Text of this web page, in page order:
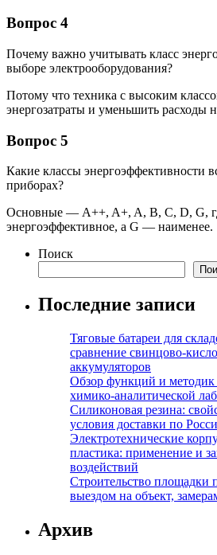
Вопрос 4
Почему важно учитывать класс
выборе электрооборудования?
Потому что техника с высоким
энергозатраты и уменьшить расходы
Вопрос 5
Какие классы энергоэффективности
приборах?
Основные — A++, A+, A, B, C, D, G,
энергоэффективное, а G — наименее.
Поиск
Последние записи
Тяговые батареи для
сравнение свинцово-
аккумуляторов
Обзор функций и методик
химико-аналитической
Силиконовая резина:
условия доставки по
Электротехнические
пластика: применение и
воздействий
Строительство площадки
выездом на объект,
Архив